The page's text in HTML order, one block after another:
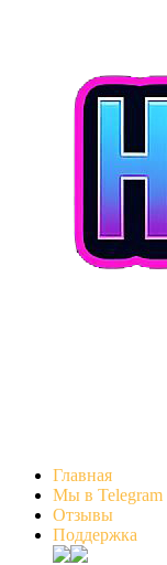
Главная
Мы в Telegram
Отзывы
Поддержка